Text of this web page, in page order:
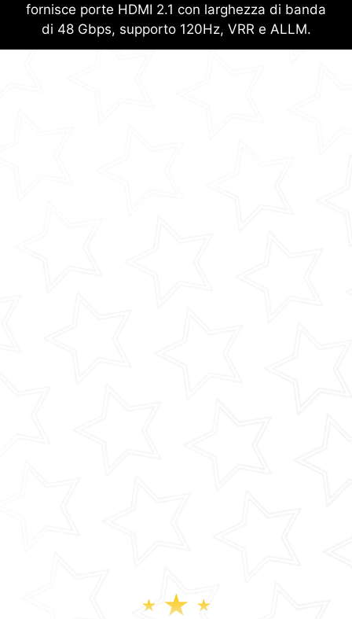
fornisce porte HDMI 2.1 con larghezza di banda
di 48 Gbps, supporto 120Hz, VRR e ALLM.